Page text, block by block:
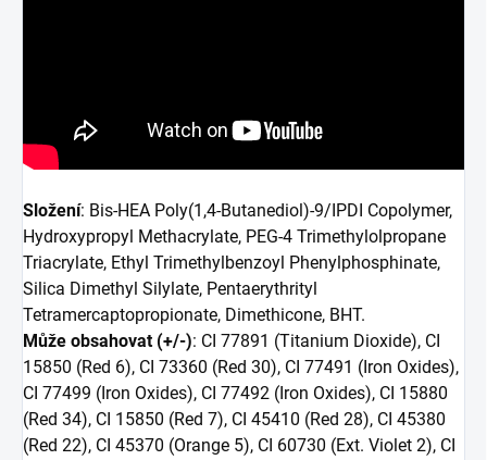
Složení: Bis-HEA Poly(1,4-Butanediol)-9/IPDI Copolymer,
Hydroxypropyl Methacrylate, PEG-4 Trimethylolpropane
Triacrylate, Ethyl Trimethylbenzoyl Phenylphosphinate,
Silica Dimethyl Silylate, Pentaerythrityl
Tetramercaptopropionate, Dimethicone, BHT.
Může obsahovat (+/-): CI 77891 (Titanium Dioxide), CI
15850 (Red 6), CI 73360 (Red 30), CI 77491 (Iron Oxides),
CI 77499 (Iron Oxides), CI 77492 (Iron Oxides), CI 15880
(Red 34), CI 15850 (Red 7), CI 45410 (Red 28), CI 45380
(Red 22), CI 45370 (Orange 5), CI 60730 (Ext. Violet 2), CI